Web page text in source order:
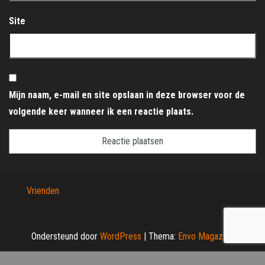
Site
Mijn naam, e-mail en site opslaan in deze browser voor de
volgende keer wanneer ik een reactie plaats.
Vrienden
Ondersteund door WordPress Thema: Envo Magazine